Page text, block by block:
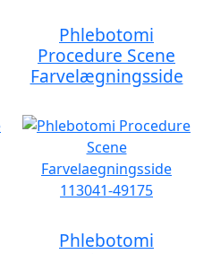
Phlebotomi
Procedure Scene
Farvelægningsside
Phlebotomi